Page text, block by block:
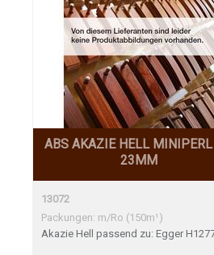
ABS AKAZIE HELL
23MM
13072
Packungen: m/Ro (150m¹)
Akazie Hell passend zu: Egger